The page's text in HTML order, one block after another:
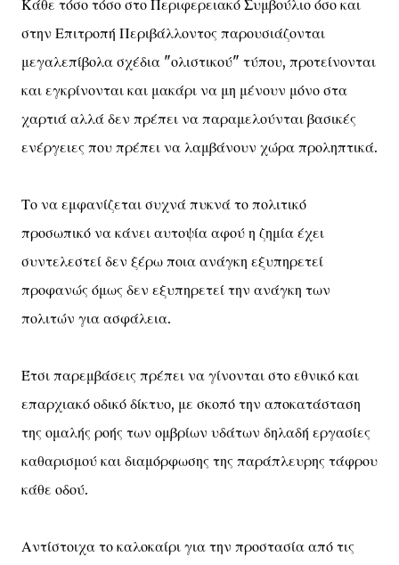
Κάθε τόσο τόσο στο Περιφερειακό Συμβούλιο όσο και
στην Επιτροπή Περιβάλλοντος παρουσιάζονται
μεγαλεπίβολα σχέδια "ολιστικού" τύπου, προτείνονται
και εγκρίνονται και μακάρι να μη μένουν μόνο στα
χαρτιά αλλά δεν πρέπει να παραμελούνται βασικές
ενέργειες που πρέπει να λαμβάνουν χώρα προληπτικά.
Το να εμφανίζεται συχνά πυκνά το πολιτικό
προσωπικό να κάνει αυτοψία αφού η ζημία έχει
συντελεστεί δεν ξέρω ποια ανάγκη εξυπηρετεί
προφανώς όμως δεν εξυπηρετεί την ανάγκη των
πολιτών για ασφάλεια.
Έτσι παρεμβάσεις πρέπει να γίνονται στο εθνικό και
επαρχιακό οδικό δίκτυο, με σκοπό την αποκατάσταση
της ομαλής ροής των ομβρίων υδάτων δηλαδή εργασίες
καθαρισμού και διαμόρφωσης της παράπλευρης τάφρου
κάθε οδού.
Αντίστοιχα το καλοκαίρι για την προστασία από τις